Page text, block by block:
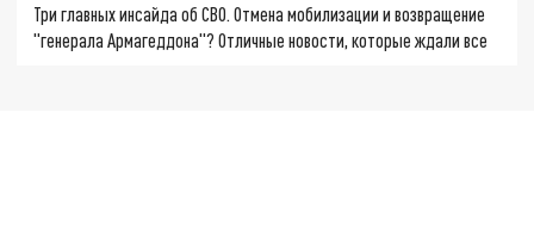
Три главных инсайда об СВО. Отмена мобилизации и возвращение
"генерала Армагеддона"? Отличные новости, которые ждали все